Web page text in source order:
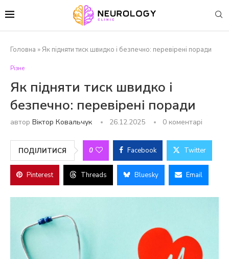
Головна »Як підняти тиск швидко і безпечно: перевірені поради
Різне
Як підняти тиск швидко і
безпечно: перевірені поради
автор Віктор Ковальчук 26.12.2025 0 коментарі
ПОДІЛИТИСЯ 0 Facebook Twitter
Pinterest Threads Bluesky Email